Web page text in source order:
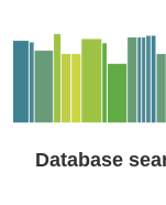
Database